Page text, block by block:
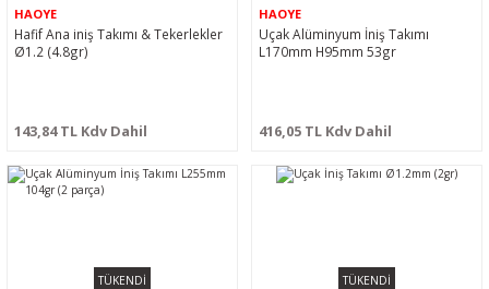
HAOYE
Hafif Ana iniş Takımı & Tekerlekler
Ø1.2 (4.8gr)
143,84 TL Kdv Dahil
HAOYE
Uçak Alüminyum İniş Takımı
L170mm H95mm 53gr
416,05 TL Kdv Dahil
TÜKENDİ TÜKENDİ